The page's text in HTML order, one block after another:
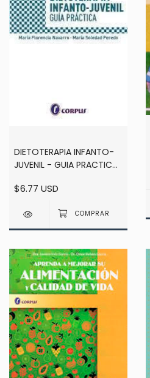
DIETOTERAPIA INFANTO-
JUVENIL - GUIA PRACTICA
$6.77 USD